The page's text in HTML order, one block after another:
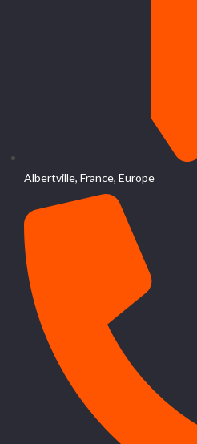
Albertville, France, Europe